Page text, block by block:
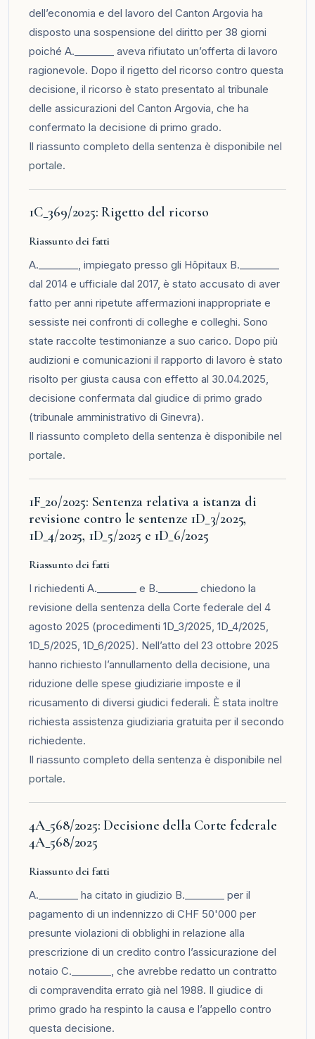
dell’economia e del lavoro del Canton Argovia ha
disposto una sospensione del diritto per 38 giorni
poiché A.________ aveva rifiutato un’offerta di lavoro
ragionevole. Dopo il rigetto del ricorso contro questa
decisione, il ricorso è stato presentato al tribunale
delle assicurazioni del Canton Argovia, che ha
confermato la decisione di primo grado.
Il riassunto completo della sentenza è disponibile nel
portale.
1C_369/2025: Rigetto del ricorso
Riassunto dei fatti
A.________, impiegato presso gli Hôpitaux B.________
dal 2014 e ufficiale dal 2017, è stato accusato di aver
fatto per anni ripetute affermazioni inappropriate e
sessiste nei confronti di colleghe e colleghi. Sono
state raccolte testimonianze a suo carico. Dopo più
audizioni e comunicazioni il rapporto di lavoro è stato
risolto per giusta causa con effetto al 30.04.2025,
decisione confermata dal giudice di primo grado
(tribunale amministrativo di Ginevra).
Il riassunto completo della sentenza è disponibile nel
portale.
1F_20/2025: Sentenza relativa a istanza di
revisione contro le sentenze 1D_3/2025,
1D_4/2025, 1D_5/2025 e 1D_6/2025
Riassunto dei fatti
I richiedenti A.________ e B.________ chiedono la
revisione della sentenza della Corte federale del 4
agosto 2025 (procedimenti 1D_3/2025, 1D_4/2025,
1D_5/2025, 1D_6/2025). Nell’atto del 23 ottobre 2025
hanno richiesto l’annullamento della decisione, una
riduzione delle spese giudiziarie imposte e il
ricusamento di diversi giudici federali. È stata inoltre
richiesta assistenza giudiziaria gratuita per il secondo
richiedente.
Il riassunto completo della sentenza è disponibile nel
portale.
4A_568/2025: Decisione della Corte federale
4A_568/2025
Riassunto dei fatti
A.________ ha citato in giudizio B.________ per il
pagamento di un indennizzo di CHF 50'000 per
presunte violazioni di obblighi in relazione alla
prescrizione di un credito contro l’assicurazione del
notaio C.________, che avrebbe redatto un contratto
di compravendita errato già nel 1988. Il giudice di
primo grado ha respinto la causa e l’appello contro
questa decisione.